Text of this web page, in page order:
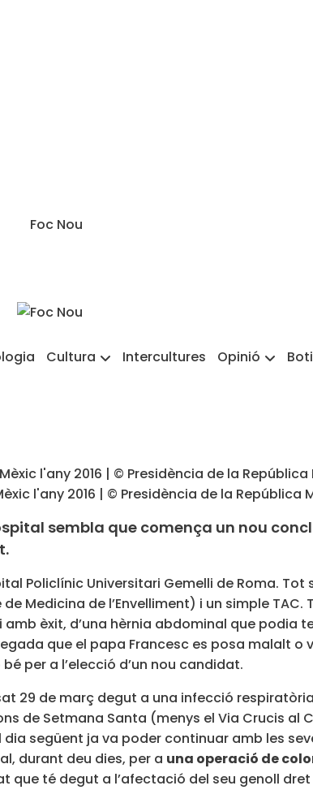
Cultura Intercultures Opinió
l'any 2016 | © Presidència de la República
sembla que comença un nou
Policlínic Universitari Gemelli de Roma.
de l’Envelliment) i un simple TAC.
èxit, d’una hèrnia abdominal que podia
que el papa Francesc es posa malalt
per a l’elecció d’un nou candidat.
29 de març degut a una infecció
de Setmana Santa (menys el Via Crucis
següent ja va poder continuar amb les
durant deu dies, per a una operació de
té degut a l’afectació del seu genoll